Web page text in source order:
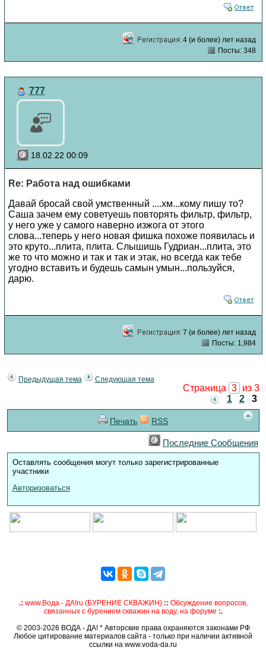
4 (и более) лет назад
Посты: 348
777
18.02.22 00:09
Re: Работа над ошибками
Давай бросай свой умственный ....хм...кому пишу то?
Саша зачем ему советуешь повторять фильтр, фильтр,
у него уже у самого наверно изжога от этого
слова...теперь у него новая фишка похоже появилась и
это круто...плита, плита. Слышишь Гудриан...плита, это
же то что можно и так и так и этак, но всегда как тебе
угодно вставить и будешь самын умын...пользуйся,
дарю.
7 (и более) лет назад
Посты: 1,984
Предыдущая тема Следующая тема
Страница 3 из 3
1
2 3
Печать RSS
Последние Сообщения
Оставлять сообщения могут только зарегистрированные
участники
Авторизоваться
.: www.Вода - ДА!ru (БУРЕНИЕ СКВАЖИН) :: Обсуждение вопросов,
связанных с бурением скважин на воду, на форуме :.
© 2003-2026 ВОДА - ДА! * Авторские права охраняются законами РФ
Любое цитирование материалов сайта - только при наличии активной
ссылки на www.voda-da.ru